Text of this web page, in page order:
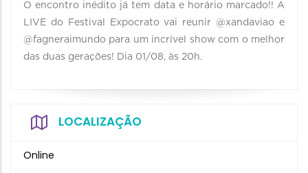
O encontro inédito já tem data e horário marcado!! A
LIVE do Festival Expocrato vai reunir @xandaviao e
@fagneraimundo para um incrível show com o melhor
das duas gerações! Dia 01/08, às 20h.
LOCALIZAÇÃO
Online